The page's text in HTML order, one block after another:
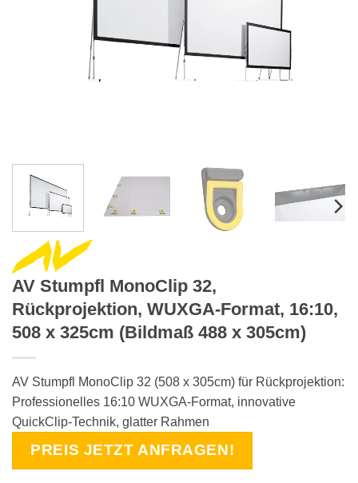
AV Stumpfl MonoClip 32,
Rückprojektion, WUXGA-Format, 16:10,
508 x 325cm (Bildmaß 488 x 305cm)
AV Stumpfl MonoClip 32 (508 x 305cm) für Rückprojektion:
Professionelles 16:10 WUXGA-Format, innovative
QuickClip-Technik, glatter Rahmen
PREIS JETZT ANFRAGEN!